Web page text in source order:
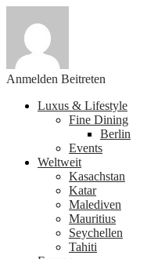
Anmelden Beitreten
Luxus & Lifestyle
Fine Dining
Berlin
Events
Weltweit
Kasachstan
Katar
Malediven
Mauritius
Seychellen
Tahiti